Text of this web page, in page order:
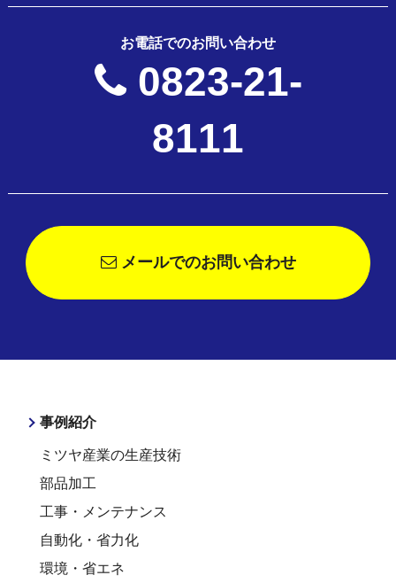
お電話でのお問い合わせ
0823-21-
8111
メールでのお問い合わせ
事例紹介
ミツヤ産業の生産技術
部品加工
工事・メンテナンス
自動化・省力化
環境・省エネ